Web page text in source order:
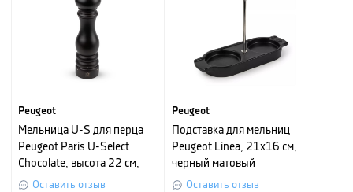
Peugeot
Мельница U-S для перца
Peugeot Paris U-Select
Chocolate, высота 22 см,
шоколадный
Оставить отзыв
Peugeot
Подставка для мельниц
Peugeot Linea, 21х16 см,
черный матовый
Оставить отзыв